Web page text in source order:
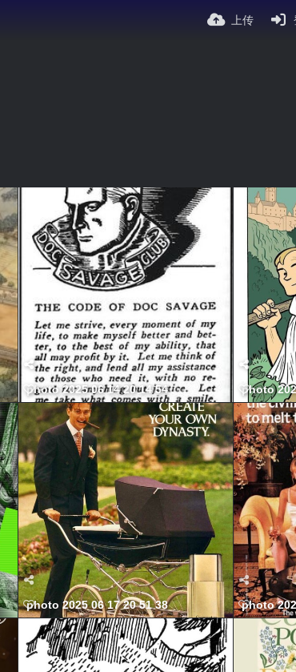
上传
photo 2025 06 14 20 14 54 photo
photo 2025 06 17 20 51 38 photo